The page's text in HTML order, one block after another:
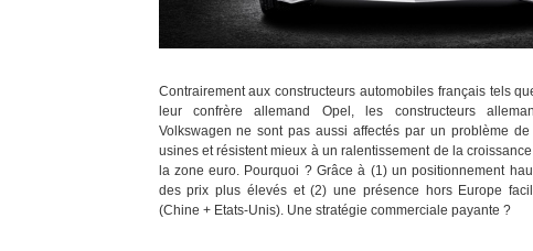
Contrairement aux constructeurs automobiles français tels
leur confrère allemand Opel, les constructeurs
Volkswagen ne sont pas aussi affectés par un problème
usines et résistent mieux à un ralentissement de la
la zone euro. Pourquoi ? Grâce à (1) un positionnement
des prix plus élevés et (2) une présence hors Europe
(Chine + Etats-Unis). Une stratégie commerciale payante ?